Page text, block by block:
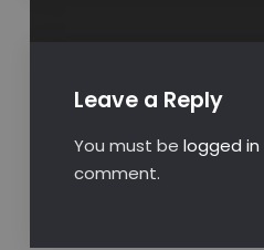
Leave a Reply
You must be logged in
comment.